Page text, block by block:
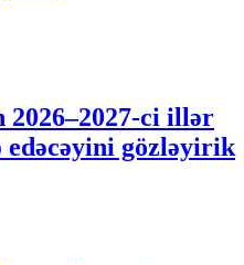
2026–2027-ci illər
edəcəyini gözləyirik